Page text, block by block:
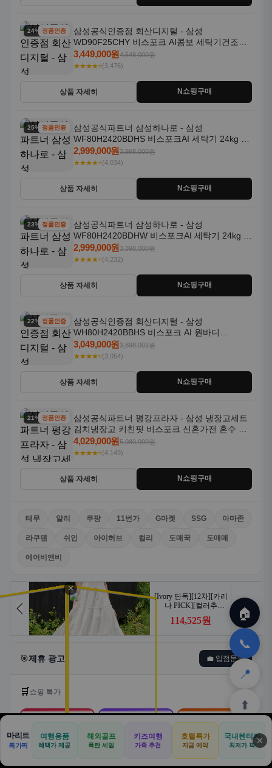
24% 할인정품인증
삼성공식인증점 회산디지털 - 삼성
WD90F25CHY 비스포크 AI콤보 세탁기건조기
일체형 25kg+18kg 1등급
3,449,000원4,548,000원
★★★★⭐(3,476)
상품 자세히 N쇼핑구매
25% 할인정품인증
삼성공식파트너 삼성하나로 - 삼성
WF80H2420BDHS 비스포크AI 세탁기 24kg 건
조기 20kg 세제자동투입
2,999,000원3,998,000원
★★★★⭐(4,034)
상품 자세히 N쇼핑구매
23% 할인정품인증
삼성공식파트너 삼성하나로 - 삼성
WF80H2420BDHW 비스포크AI 세탁기 24kg 건
조기 20kg 세제자동투입
2,999,000원3,898,000원
★★★★⭐(4,232)
상품 자세히 N쇼핑구매
22% 할인정품인증
삼성공식인증점 회산디지털 - 삼성
WH80H2420BBHS 비스포크 AI 원바디
24kg+20kg 세제자동투입 1등급
3,049,000원3,898,001원
★★★★⭐(3,054)
상품 자세히 N쇼핑구매
21% 할인정품인증
삼성공식파트너 평강프라자 - 삼성 냉장고세트
김치냉장고 키친핏 비스포크 신혼가전 혼수 입
주가전 빌트인 화이트
4,029,000원5,080,000원
★★★★⭐(4,149)
상품 자세히 N쇼핑구매
테무 알리 쿠팡 11번가 G마켓 SSG 아마존
라쿠텐 쉬인 아이허브 컬리 도매꾹 도매매
에어비앤비
🎯제휴 광고 💼 입점문의
🛒 쇼핑 특가
🛒
쿠팡
로켓배송·특가
📦
알리익스프레스
🎁
테무
초저가·무료배송
🏠
✈️
공항
⛳
📋
🛒
쿠팡
🎁
테무
🏠
📞
📍
⬆️
🏠 📝
견적
🚐
기사등록
🛒
아마존
✕
마리트
특가픽
여행용품
혜택가 제공
해외골프
폭탄 세일
키즈여행
가족 추천
호텔특가
지금 예약
국내렌터카
최저가 픽 ✕